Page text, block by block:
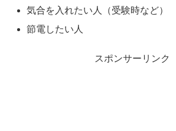
気合を入れたい人（受験時など）
節電したい人
スポンサーリンク